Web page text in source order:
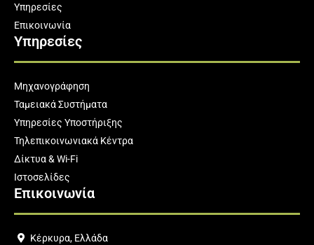
Υπηρεσίες
Επικοινωνία
Υπηρεσίες
Μηχανογράφηση
Ταμειακά Συστήματα
Υπηρεσίες Υποστήριξης
Τηλεπικοινωνιακά Κέντρα
Δίκτυα & Wi-Fi
Ιστοσελίδες
Επικοινωνία
Κέρκυρα, Ελλάδα